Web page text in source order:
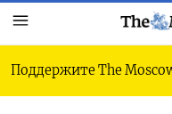
Поддержите The